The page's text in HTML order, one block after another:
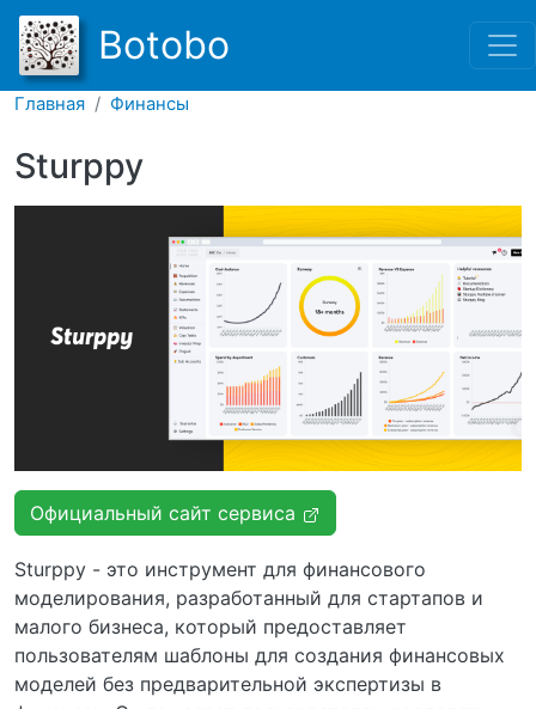
Перейти к основному
Botobo
Главная Финансы
Sturppy
Официальный сайт сервиса
Sturppy - это инструмент для финансового
моделирования, разработанный для стартапов и
малого бизнеса, который предоставляет
пользователям шаблоны для создания финансовых
моделей без предварительной экспертизы в